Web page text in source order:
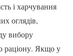
і харчування
оглядів,
вибору
раціону. Якщо у